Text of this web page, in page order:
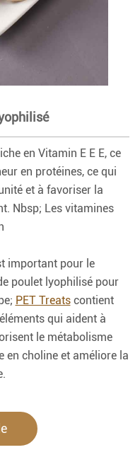
en Vitamin E E E, ce
en protéines, ce qui
et à favoriser la
Nbsp; Les vitamines
important pour le
poulet lyophilisé pour
PET Treatscontient
qui aident à
le métabolisme
en choline et améliore la